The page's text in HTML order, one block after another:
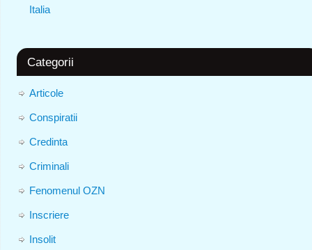
Italia
Categorii
Articole
Conspiratii
Credinta
Criminali
Fenomenul OZN
Inscriere
Insolit